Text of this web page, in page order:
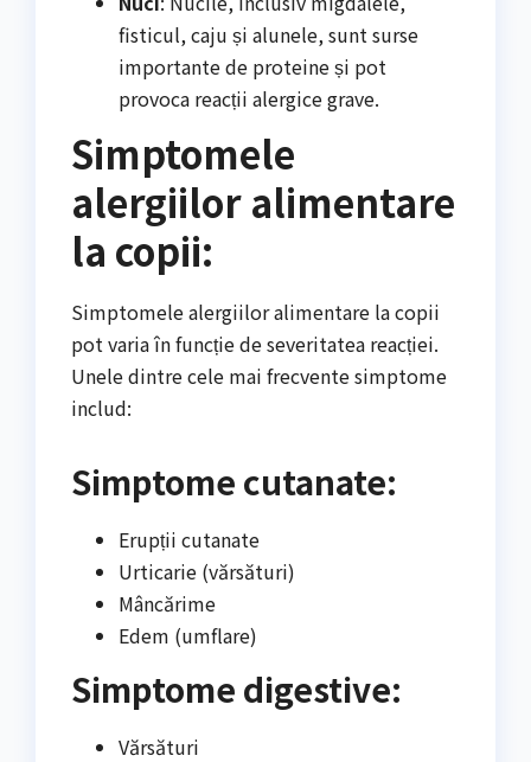
fisticul, caju și alunele, sunt surse
importante de proteine ​​și pot
provoca reacții alergice grave.
Simptomele
alergiilor alimentare
la copii:
Simptomele alergiilor alimentare la copii
pot varia în funcție de severitatea reacției.
Unele dintre cele mai frecvente simptome
includ:
Simptome cutanate:
Erupții cutanate
Urticarie (vărsături)
Mâncărime
Edem (umflare)
Simptome digestive:
Vărsături